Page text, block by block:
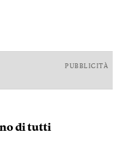
PUBBLICITÀ
di tutti